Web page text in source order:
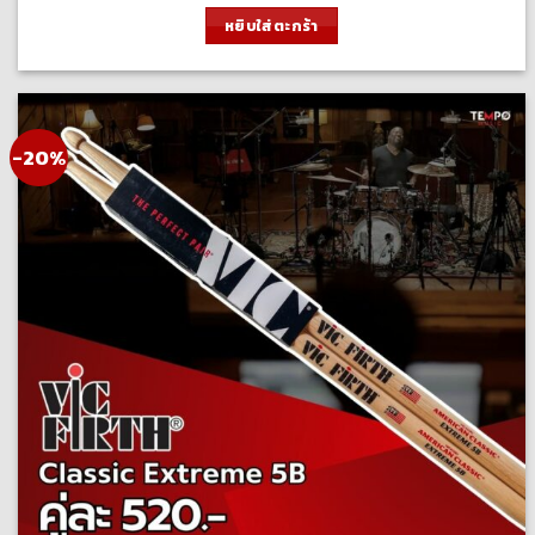
was:
310.00 ฿.
หยิบใส่ตะกร้า
-20%